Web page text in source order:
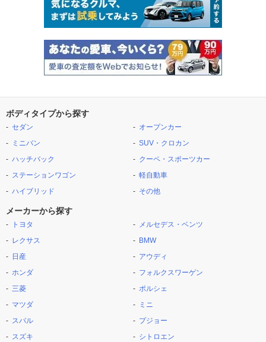
ボディタイプから探す
セダン
ミニバン
ハッチバック
ステーションワゴン
ハイブリッド
オープンカー
SUV・クロカン
クーペ・スポーツカー
軽自動車
その他
メーカーから探す
トヨタ
レクサス
日産
ホンダ
三菱
マツダ
スバル
スズキ
メルセデス・ベンツ
BMW
アウディ
フォルクスワーゲン
ポルシェ
ミニ
プジョー
シトロエン